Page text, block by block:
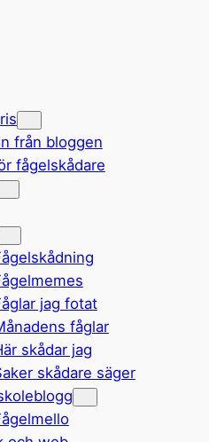
från bloggen
fågelskådare
jag fotat
fåglar
skådar jag
skådare säger